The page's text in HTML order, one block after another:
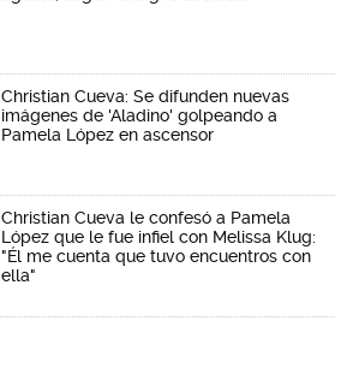
Christian Cueva: Se difunden nuevas
imágenes de 'Aladino' golpeando a
Pamela López en ascensor
Christian Cueva le confesó a Pamela
López que le fue infiel con Melissa Klug:
"Él me cuenta que tuvo encuentros con
ella"